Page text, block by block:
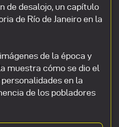
de desalojo, un capítulo
de Río de Janeiro en la
de la época y
muestra cómo se dio el
en la
de los pobladores